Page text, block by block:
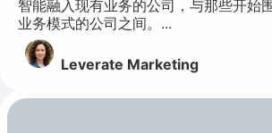
智能融入现有业务的公司，与那些开始
业务模式的公司之间。...
Leverate Marketing